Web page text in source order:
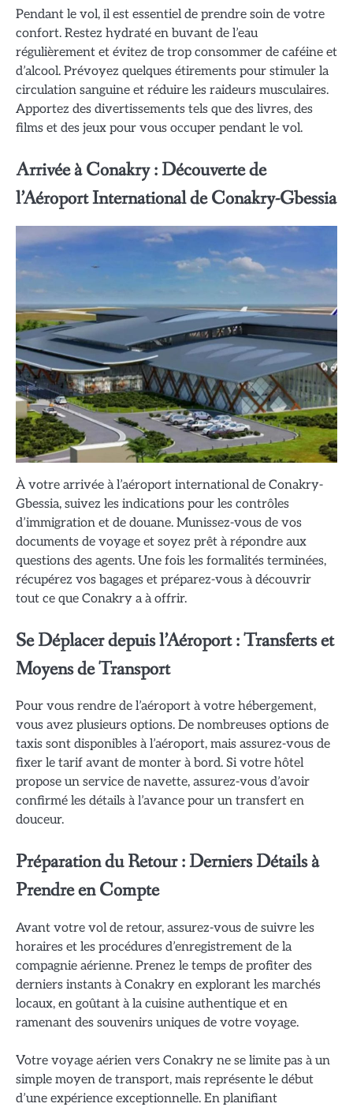
Pendant le vol, il est essentiel de prendre soin de votre
confort. Restez hydraté en buvant de l’eau
régulièrement et évitez de trop consommer de caféine et
d’alcool. Prévoyez quelques étirements pour stimuler la
circulation sanguine et réduire les raideurs musculaires.
Apportez des divertissements tels que des livres, des
films et des jeux pour vous occuper pendant le vol.
Arrivée à Conakry : Découverte de
l’Aéroport International de Conakry-Gbessia
À votre arrivée à l’aéroport international de Conakry-
Gbessia, suivez les indications pour les contrôles
d’immigration et de douane. Munissez-vous de vos
documents de voyage et soyez prêt à répondre aux
questions des agents. Une fois les formalités terminées,
récupérez vos bagages et préparez-vous à découvrir
tout ce que Conakry a à offrir.
Se Déplacer depuis l’Aéroport : Transferts et
Moyens de Transport
Pour vous rendre de l’aéroport à votre hébergement,
vous avez plusieurs options. De nombreuses options de
taxis sont disponibles à l’aéroport, mais assurez-vous de
fixer le tarif avant de monter à bord. Si votre hôtel
propose un service de navette, assurez-vous d’avoir
confirmé les détails à l’avance pour un transfert en
douceur.
Préparation du Retour : Derniers Détails à
Prendre en Compte
Avant votre vol de retour, assurez-vous de suivre les
horaires et les procédures d’enregistrement de la
compagnie aérienne. Prenez le temps de profiter des
derniers instants à Conakry en explorant les marchés
locaux, en goûtant à la cuisine authentique et en
ramenant des souvenirs uniques de votre voyage.
Votre voyage aérien vers Conakry ne se limite pas à un
simple moyen de transport, mais représente le début
d’une expérience exceptionnelle. En planifiant